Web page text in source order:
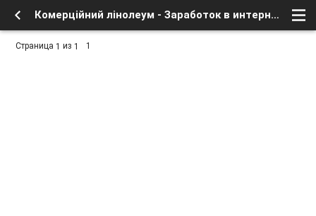
Комерційний лінолеум - Заработок в интернете, бесплатное в сети - Курилка - интересное в сети - Форум о спутниковом тв и интернете
Страница 1 из 1 1